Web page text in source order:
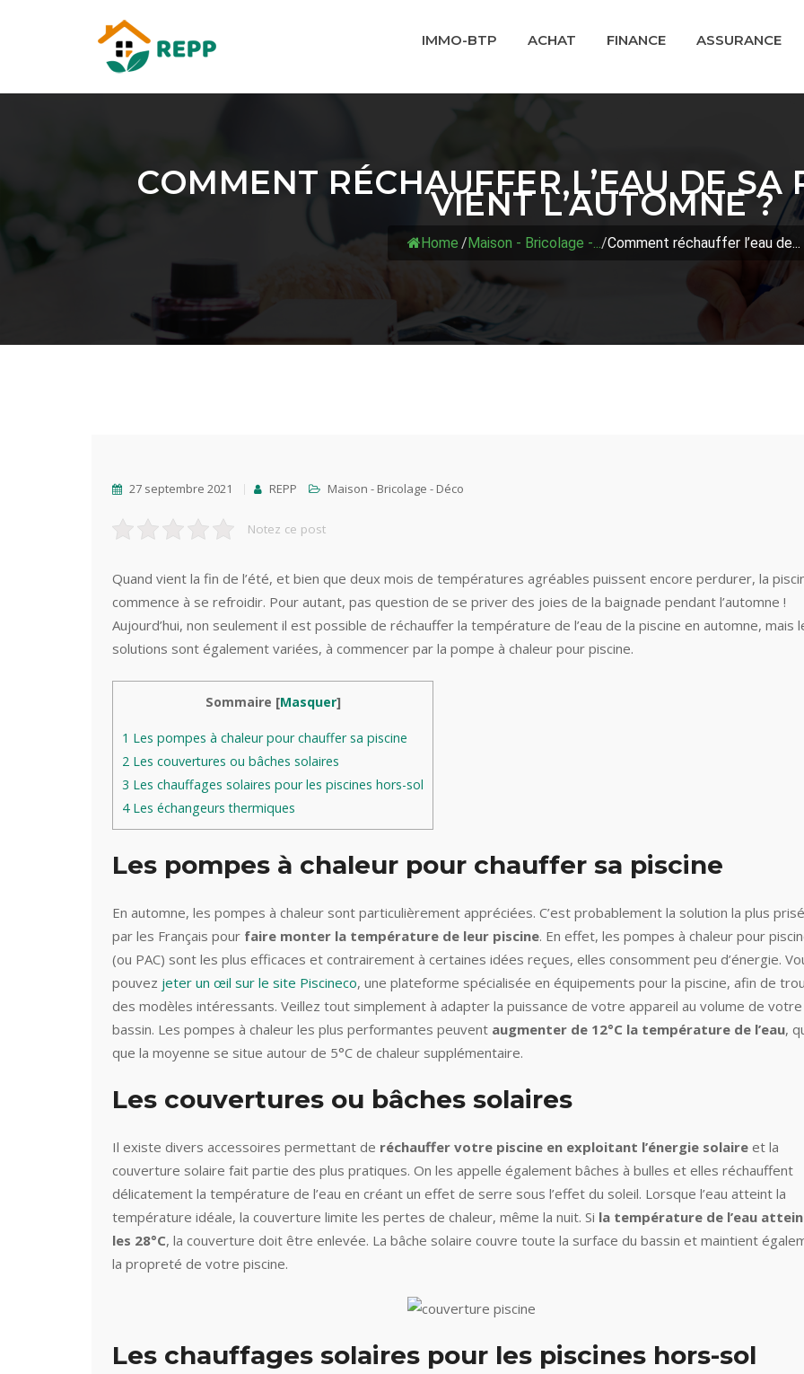
IMMO-BTP ACHAT FINANCE ASSURANCE
COMMENT RÉCHAUFFER L’EAU DE SA
VIENT L’AUTOMNE ?
Home /Maison - Bricolage -.../Comment réchauffer l’eau de...
27 septembre 2021 REPP Maison - Bricolage - Déco
Notez ce post
Quand vient la fin de l’été, et bien que deux mois de températures agréables puissent encore perdurer, la
commence à se refroidir. Pour autant, pas question de se priver des joies de la baignade pendant l’automne !
Aujourd’hui, non seulement il est possible de réchauffer la température de l’eau de la piscine en automne, mais
solutions sont également variées, à commencer par la pompe à chaleur pour piscine.
Sommaire [Masquer]
1 Les pompes à chaleur pour chauffer sa piscine
2 Les couvertures ou bâches solaires
3 Les chauffages solaires pour les piscines hors-sol
4Les échangeurs thermiques
Les pompes à chaleur pour chauffer sa piscine
En automne, les pompes à chaleur sont particulièrement appréciées. C’est probablement la solution la plus
par les Français pour faire monter la température de leur piscine. En effet, les pompes à chaleur pour
(ou PAC) sont les plus efficaces et contrairement à certaines idées reçues, elles consomment peu d’énergie.
pouvez jeter un œil sur le site Piscineco, une plateforme spécialisée en équipements pour la piscine, afin de
des modèles intéressants. Veillez tout simplement à adapter la puissance de votre appareil au volume de votre
bassin. Les pompes à chaleur les plus performantes peuvent augmenter de 12°C la température de l’eau,
que la moyenne se situe autour de 5°C de chaleur supplémentaire.
Les couvertures ou bâches solaires
Il existe divers accessoires permettant de réchauffer votre piscine en exploitant l’énergie solaire et la
couverture solaire fait partie des plus pratiques. On les appelle également bâches à bulles et elles réchauffent
délicatement la température de l’eau en créant un effet de serre sous l’effet du soleil. Lorsque l’eau atteint la
température idéale, la couverture limite les pertes de chaleur, même la nuit. Si la température de l’eau
les 28°C, la couverture doit être enlevée. La bâche solaire couvre toute la surface du bassin et maintient
la propreté de votre piscine.
Les chauffages solaires pour les piscines hors-sol